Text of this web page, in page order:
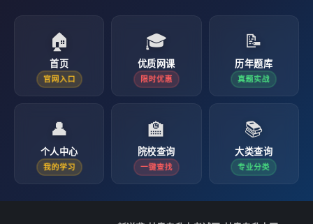
🏠
首页
官网入口
🎓
优质网课
限时优惠
📝
历年题库
真题实战
👤
个人中心
我的学习
🏫
院校查询
一键查找
📚
大类查询
专业分类